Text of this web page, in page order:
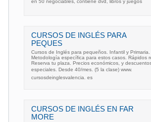
en 50 negociables, contiene dvd, libros y juegos
CURSOS DE INGLÉS PARA
PEQUES
Cursos de Inglés para pequeños. Infantil y Primaria.
Metodología específica para estos casos. Rápidos
Reserva tu plaza. Precios económicos, y
especiales. Desde 40/mes. (5 la clase) www.
cursosdeinglesvalencia. es
CURSOS DE INGLÉS EN FAR
MORE